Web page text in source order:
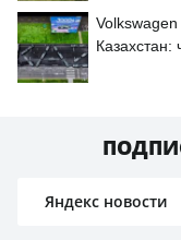
Казахстан:
Яндекс новости